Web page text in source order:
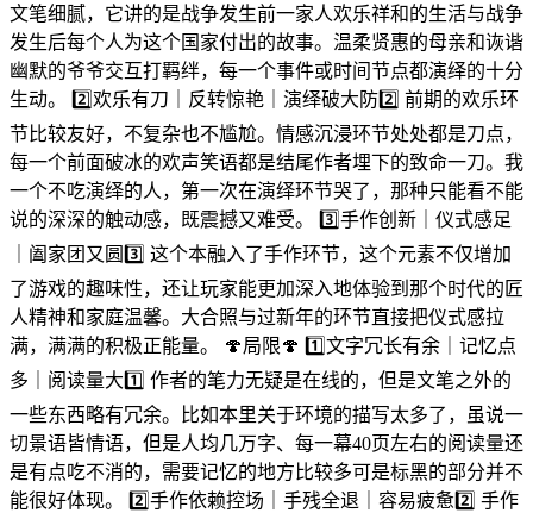
文笔细腻，它讲的是战争发生前一家人欢乐祥和的生活与战争
发生后每个人为这个国家付出的故事。温柔贤惠的母亲和诙谐
幽默的爷爷交互打羁绊，每一个事件或时间节点都演绎的十分
生动。 2️⃣欢乐有刀｜反转惊艳｜演绎破大防2️⃣ 前期的欢乐环
节比较友好，不复杂也不尴尬。情感沉浸环节处处都是刀点，
每一个前面破冰的欢声笑语都是结尾作者埋下的致命一刀。我
一个不吃演绎的人，第一次在演绎环节哭了，那种只能看不能
说的深深的触动感，既震撼又难受。 3️⃣手作创新｜仪式感足
｜阖家团又圆3️⃣ 这个本融入了手作环节，这个元素不仅增加
了游戏的趣味性，还让玩家能更加深入地体验到那个时代的匠
人精神和家庭温馨。大合照与过新年的环节直接把仪式感拉
满，满满的积极正能量。 🍄局限🍄 1️⃣文字冗长有余｜记忆点
多｜阅读量大1️⃣ 作者的笔力无疑是在线的，但是文笔之外的
一些东西略有冗余。比如本里关于环境的描写太多了，虽说一
切景语皆情语，但是人均几万字、每一幕40页左右的阅读量还
是有点吃不消的，需要记忆的地方比较多可是标黑的部分并不
能很好体现。 2️⃣手作依赖控场｜手残全退｜容易疲惫2️⃣ 手作